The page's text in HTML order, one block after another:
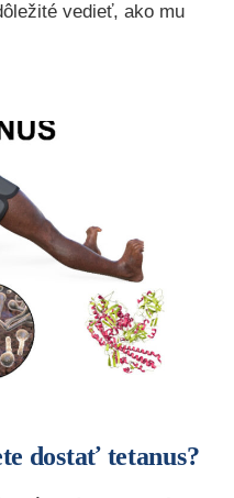
vedieť, ako mu
dostať tetanus?